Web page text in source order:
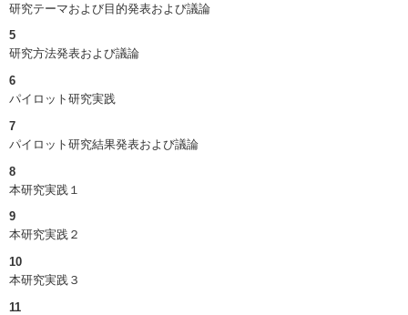
研究テーマおよび目的発表および議論
5
研究方法発表および議論
6
パイロット研究実践
7
パイロット研究結果発表および議論
8
本研究実践１
9
本研究実践２
10
本研究実践３
11